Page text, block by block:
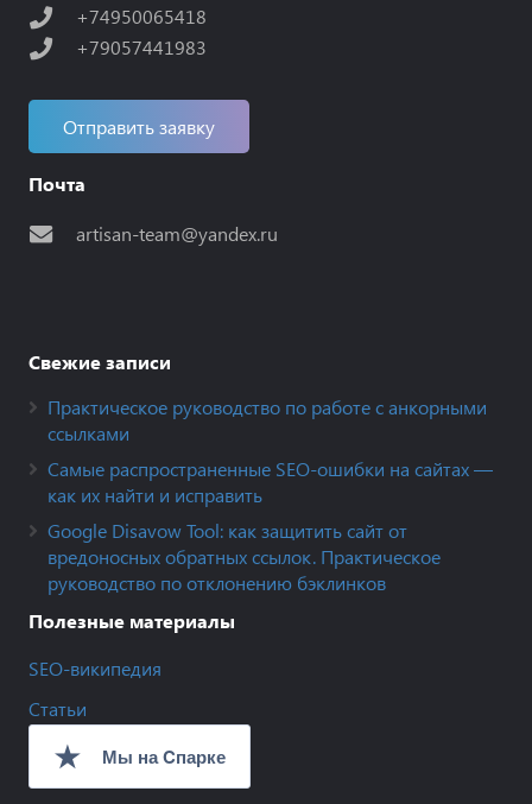
+74950065418
+79057441983
Отправить заявку
Почта
artisan-team@yandex.ru
Свежие записи
Практическое руководство по работе с анкорными
ссылками
Самые распространенные SEO-ошибки на сайтах —
как их найти и исправить
Google Disavow Tool: как защитить сайт от
вредоносных обратных ссылок. Практическое
руководство по отклонению бэклинков
Полезные материалы
SEO-википедия
Статьи